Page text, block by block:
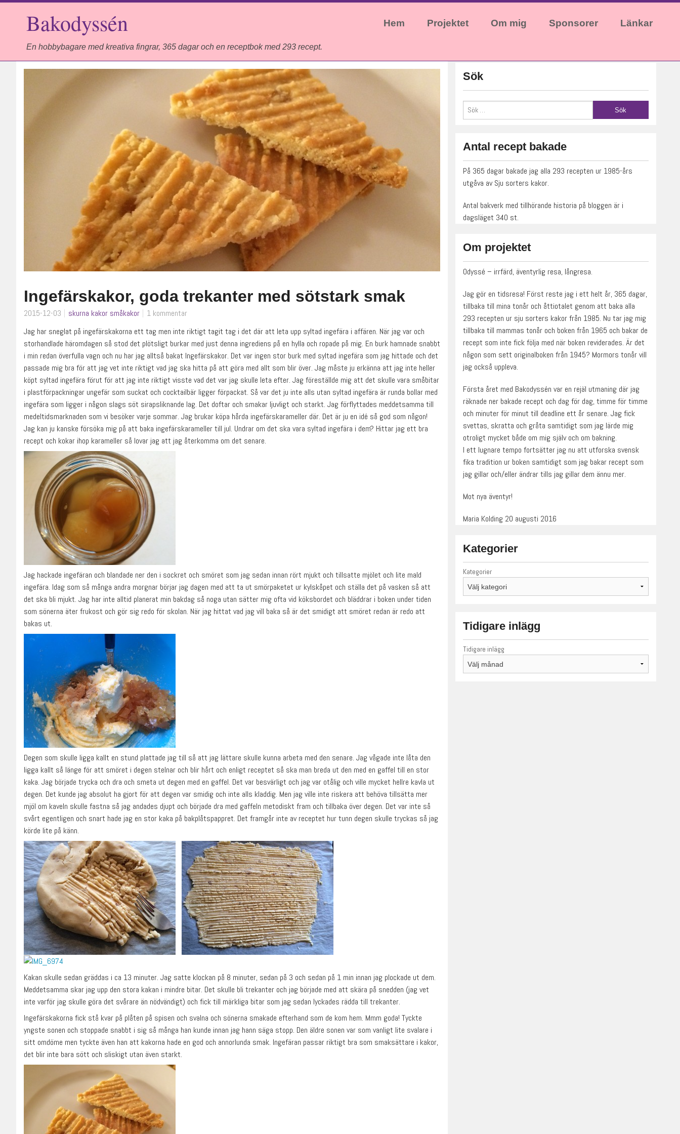
Bakodyssén
En hobbybagare med kreativa fingrar, 365 dagar och en receptbok med 293 recept.
Hem Projektet Om mig Sponsorer Länkar
Ingefärskakor, goda trekanter med sötstark smak
2015-12-03 skurna kakor småkakor
1 kommentar
Jag har sneglat på ingefärskakorna ett tag men inte riktigt tagit tag i det där att leta upp syltad ingefära i affären. När jag var och
storhandlade häromdagen så stod det plötsligt burkar med just denna ingrediens på en hylla och ropade på mig. En burk hamnade snabbt
i min redan överfulla vagn och nu har jag alltså bakat Ingefärskakor. Det var ingen stor burk med syltad ingefära som jag hittade och det
passade mig bra för att jag vet inte riktigt vad jag ska hitta på att göra med allt som blir över. Jag måste ju erkänna att jag inte heller
köpt syltad ingefära förut för att jag inte riktigt visste vad det var jag skulle leta efter. Jag föreställde mig att det skulle vara småbitar
i plastförpackningar ungefär som suckat och cocktailbär ligger förpackat. Så var det ju inte alls utan syltad ingefära är runda bollar med
ingefära som ligger i någon slags söt sirapsliknande lag. Det doftar och smakar ljuvligt och starkt. Jag förflyttades meddetsamma till
medeltidsmarknaden som vi besöker varje sommar. Jag brukar köpa hårda ingefärskarameller där. Det är ju en idé så god som någon!
Jag kan ju kanske försöka mig på att baka ingefärskarameller till jul. Undrar om det ska vara syltad ingefära i dem? Hittar jag ett bra
recept och kokar ihop karameller så lovar jag att jag återkomma om det senare.
Jag hackade ingefäran och blandade ner den i sockret och smöret som jag sedan innan rört mjukt och tillsatte mjölet och lite mald
ingefära. Idag som så många andra morgnar börjar jag dagen med att ta ut smörpaketet ur kylskåpet och ställa det på vasken så att
det ska bli mjukt. Jag har inte alltid planerat min bakdag så noga utan sätter mig ofta vid köksbordet och bläddrar i boken under tiden
som sönerna äter frukost och gör sig redo för skolan. När jag hittat vad jag vill baka så är det smidigt att smöret redan är redo att
bakas ut.
Degen som skulle ligga kallt en stund plattade jag till så att jag lättare skulle kunna arbeta med den senare. Jag vågade inte låta den
ligga kallt så länge för att smöret i degen stelnar och blir hårt och enligt receptet så ska man breda ut den med en gaffel till en stor
kaka. Jag började trycka och dra och smeta ut degen med en gaffel. Det var besvärligt och jag var otålig och ville mycket hellre kavla ut
degen. Det kunde jag absolut ha gjort för att degen var smidig och inte alls kladdig. Men jag ville inte riskera att behöva tillsätta mer
mjöl om kaveln skulle fastna så jag andades djupt och började dra med gaffeln metodiskt fram och tillbaka över degen. Det var inte så
svårt egentligen och snart hade jag en stor kaka på bakplåtspappret. Det framgår inte av receptet hur tunn degen skulle tryckas så jag
körde lite på känn.
Kakan skulle sedan gräddas i ca 13 minuter. Jag satte klockan på 8 minuter, sedan på 3 och sedan på 1 min innan jag plockade ut dem.
Meddetsamma skar jag upp den stora kakan i mindre bitar. Det skulle bli trekanter och jag började med att skära på snedden (jag vet
inte varför jag skulle göra det svårare än nödvändigt) och fick till märkliga bitar som jag sedan lyckades rädda till trekanter.
Ingefärskakorna fick stå kvar på plåten på spisen och svalna och sönerna smakade efterhand som de kom hem. Mmm goda! Tyckte
yngste sonen och stoppade snabbt i sig så många han kunde innan jag hann säga stopp. Den äldre sonen var som vanligt lite svalare i
sitt omdöme men tyckte även han att kakorna hade en god och annorlunda smak. Ingefäran passar riktigt bra som smaksättare i kakor,
det blir inte bara sött och sliskigt utan även starkt.
Sök
Antal recept bakade
På 365 dagar bakade jag alla 293 recepten ur 1985-års
utgåva av Sju sorters kakor.
Antal bakverk med tillhörande historia på bloggen är i
dagsläget 340 st.
Om projektet
Odyssé – irrfärd, äventyrlig resa, långresa.
Jag gör en tidsresa! Först reste jag i ett helt år, 365 dagar,
tillbaka till mina tonår och åttiotalet genom att baka alla
293 recepten ur sju sorters kakor från 1985. Nu tar jag mig
tillbaka till mammas tonår och boken från 1965 och bakar de
recept som inte fick följa med när boken reviderades. Är det
någon som sett originalboken från 1945? Mormors tonår vill
jag också uppleva.
Första året med Bakodyssén var en rejäl utmaning där jag
räknade ner bakade recept och dag för dag, timme för timme
och minuter för minut till deadline ett år senare. Jag fick
svettas, skratta och gråta samtidigt som jag lärde mig
otroligt mycket både om mig själv och om bakning.
I ett lugnare tempo fortsätter jag nu att utforska svensk
fika tradition ur boken samtidigt som jag bakar recept som
jag gillar och/eller ändrar tills jag gillar dem ännu mer.
Mot nya äventyr!
Maria Kolding 20 augusti 2016
Kategorier
Kategorier
Tidigare inlägg
Tidigare inlägg